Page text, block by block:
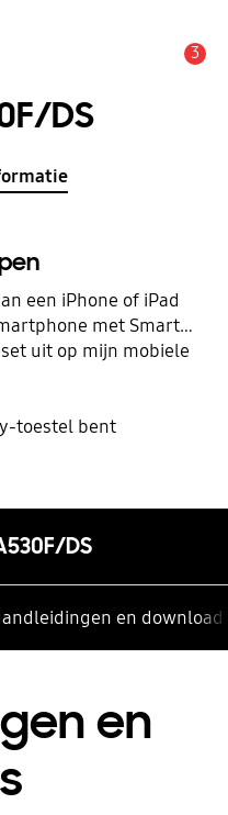
3
DS
een iPhone of iPad
met Smart
uit op mijn mobiele
toestel bent
DS
en
en